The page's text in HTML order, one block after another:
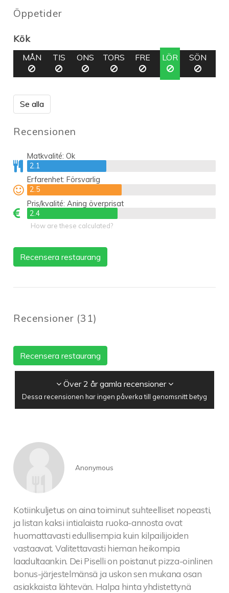
Öppetider
Kök
MÅN TIS ONS TORS FRE LÖR SÖN
Se alla
Recensionen
Matkvalité:Ok
2.1
2.1
Erfarenhet: Försvarlig
2.5
2.5
Pris/kvalité:Aning överprisat
2.4
2.4
How are these calculated?
Recensera restaurang
Recensioner (31)
Recensera restaurang
Över 2 år gamla recensioner
Dessa recensionen har ingen påverka till genomsnitt betyg
Anonymous
Kotiinkuljetus on aina toiminut suhteelliset nopeasti,
ja listan kaksi intialaista ruoka-annosta ovat
huomattavasti edullisempia kuin kilpailijoiden
vastaavat. Valitettavasti hieman heikompia
laadultaankin. Dei Piselli on poistanut pizza-oinlinen
bonus-järjestelmänsä ja uskon sen mukana osan
asiakkaista lähtevän. Halpa hinta yhdistettynä